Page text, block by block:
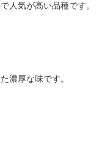
人気が高い品種です。
濃厚な味です。